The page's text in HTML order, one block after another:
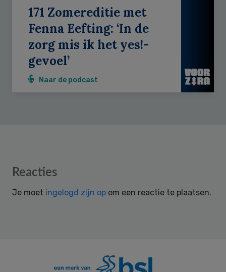
171 Zomereditie met
Fenna Eefting: ‘In de
zorg mis ik het yes!-
gevoel’
Naar de podcast
Reader
Reacties
Je moet ingelogd zijn op om een reactie te plaatsen.